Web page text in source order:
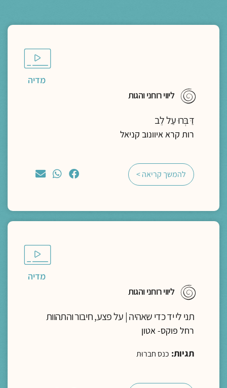
מדיה
ליווי רוחני והגות
דַּבְּרוּ עַל לֵב
רות קרא איוונוב קניאל
להמשך קריאה >
מדיה
ליווי רוחני והגות
תני לי יד כדי שאהיה | על פצע, חיבור והתהוות
רחל פוקס- אטון
תגיות: כנס חברוּת